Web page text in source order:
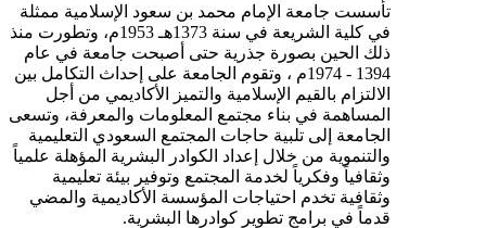
تأسست جامعة الإمام محمد بن سعود الإسلامية ممثلة
في كلية الشريعة في سنة 1373هـ 1953م، وتطورت منذ
ذلك الحين بصورة جذرية حتى أصبحت جامعة في عام
1394 - 1974م ، وتقوم الجامعة على إحداث التكامل بين
الالتزام بالقيم الإسلامية والتميز الأكاديمي من أجل
المساهمة في بناء مجتمع المعلومات والمعرفة، وتسعى
الجامعة إلى تلبية حاجات المجتمع السعودي التعليمية
والتنموية من خلال إعداد الكوادر البشرية المؤهلة علمياً
وثقافياً وفكرياً لخدمة المجتمع وتوفير بيئة تعليمية
وثقافية تخدم احتياجات المؤسسة الأكاديمية والمضي
قدماً في برامج تطوير كوادرها البشرية.